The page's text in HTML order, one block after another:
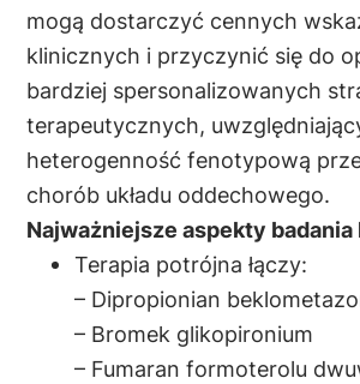
mogą dostarczyć cennych
klinicznych i przyczynić się do
bardziej spersonalizowanych
terapeutycznych,
heterogenność fenotypową
chorób układu oddechowego.
Najważniejsze aspekty
Terapia potrójna łączy:
– Dipropionian
– Bromek glikopironium
– Fumaran formoterolu